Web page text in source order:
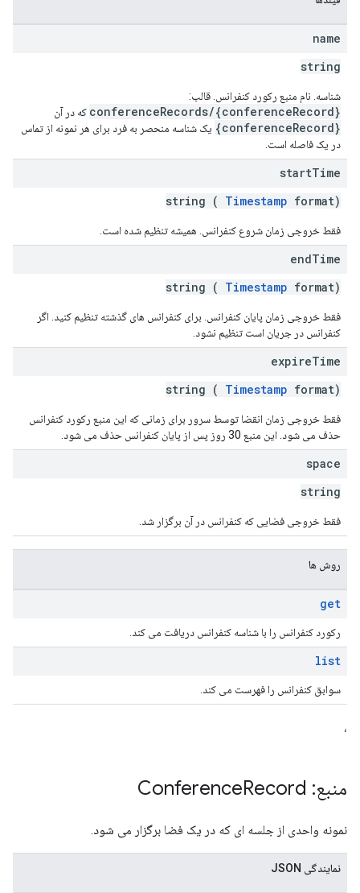
name
string
شناسه. نام منبع رکورد کنفرانس. قالب:
conferenceRecords/{conferenceRecord} که در آن
{conferenceRecord}
یک شناسه منحصر به فرد برای هر نمونه از تماس
در یک فاصله است.
startTime
string ( Timestamp format)
فقط خروجی زمان شروع کنفرانس. همیشه تنظیم شده است.
endTime
string ( Timestamp format)
فقط خروجی زمان پایان کنفرانس. برای کنفرانس های گذشته تنظیم کنید. اگر
کنفرانس در جریان است تنظیم نشود.
expireTime
string ( Timestamp format)
فقط خروجی زمان انقضا توسط سرور برای زمانی که این منبع رکورد کنفرانس
حذف می شود. این منبع 30 روز پس از پایان کنفرانس حذف می شود.
space
string
فقط خروجی فضایی که کنفرانس در آن برگزار شد.
روش ها
get
رکورد کنفرانس را با شناسه کنفرانس دریافت می کند.
list
سوابق کنفرانس را فهرست می کند.
،
منبع: Conference Record
نمونه واحدی از جلسه ای که در یک فضا برگزار می شود.
نمایندگی JSON